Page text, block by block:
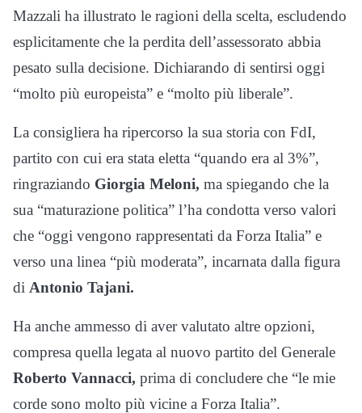
Mazzali ha illustrato le ragioni della scelta, escludendo
esplicitamente che la perdita dell’assessorato abbia
pesato sulla decisione. Dichiarando di sentirsi oggi
“molto più europeista” e “molto più liberale”.
La consigliera ha ripercorso la sua storia con FdI,
partito con cui era stata eletta “quando era al 3%”,
ringraziando Giorgia Meloni, ma spiegando che la
sua “maturazione politica” l’ha condotta verso valori
che “oggi vengono rappresentati da Forza Italia” e
verso una linea “più moderata”, incarnata dalla figura
di Antonio Tajani.
Ha anche ammesso di aver valutato altre opzioni,
compresa quella legata al nuovo partito del Generale
Roberto Vannacci, prima di concludere che “le mie
corde sono molto più vicine a Forza Italia”.